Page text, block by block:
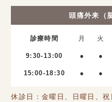
頭痛外来（
診療時間 月 火
9:30-13:00 ● ●
15:00-18:30 ● ●
休診日：金曜日、日曜日、